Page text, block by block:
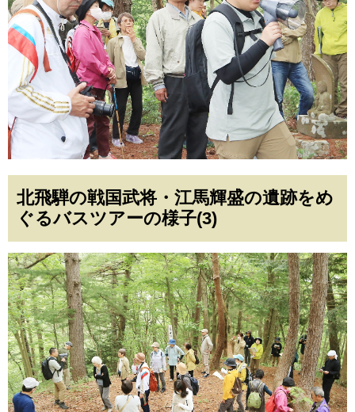
北飛騨の戦国武将・江馬輝盛の遺跡をめ
ぐるバスツアーの様子(3)